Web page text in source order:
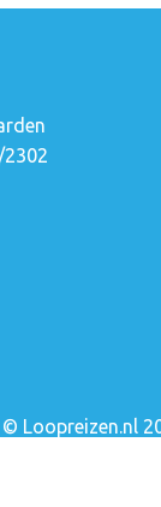
2302
Loopreizen.nl